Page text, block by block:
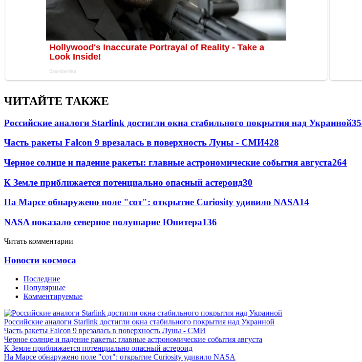
ЧИТАЙТЕ ТАКЖЕ
Российские аналоги Starlink достигли окна стабильного покрытия над Украиной
Часть ракеты Falcon 9 врезалась в поверхность Луны - СМИ428
Черное солнце и падение ракеты: главные астрономические события августа264
К Земле приближается потенциально опасный астероид30
На Марсе обнаружено поле "сот": открытие Curiosity удивило NASA14
NASA показало северное полушарие Юпитера136
Читать комментарии
Новости космоса
Последние
Популярные
Комментируемые
Российские аналоги Starlink достигли окна стабильного покрытия над Украиной
Часть ракеты Falcon 9 врезалась в поверхность Луны - СМИ
Черное солнце и падение ракеты: главные астрономические события августа
К Земле приближается потенциально опасный астероид
На Марсе обнаружено поле "сот": открытие Curiosity удивило NASA